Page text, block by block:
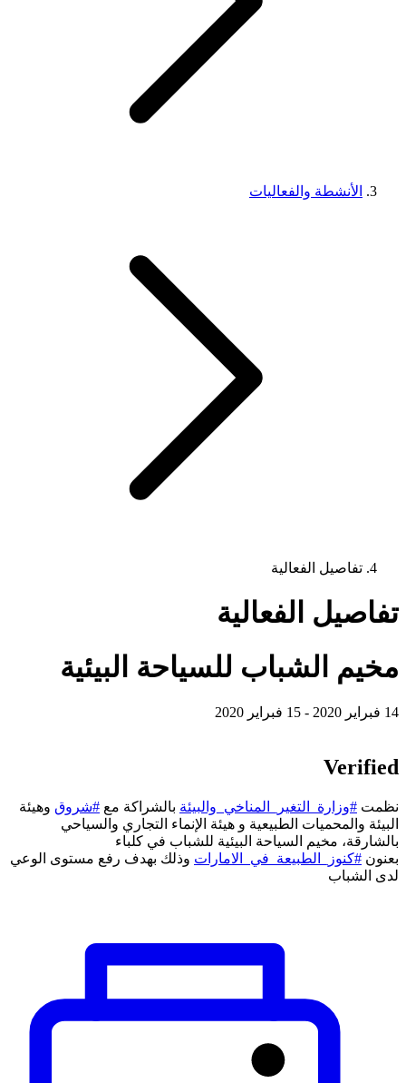
الأنشطة والفعاليات
تفاصيل الفعالية
تفاصيل الفعالية
مخيم الشباب للسياحة البيئية
14 فبراير 2020 - 15 فبراير 2020
Verified
نظمت #وزارة_التغير_المناخي_والبيئة بالشراكة مع #شروق وهيئة
البيئة والمحميات الطبيعية و هيئة الإنماء التجاري والسياحي
بالشارقة، مخيم السياحة البيئية للشباب في كلباء
بعنون #كنوز_الطبيعة_في_الامارات وذلك بهدف رفع مستوى الوعي
لدى الشباب